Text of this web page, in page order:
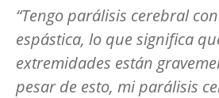
“Tengo parálisis cerebral
espástica, lo que significa
extremidades están
pesar de esto, mi parálisis